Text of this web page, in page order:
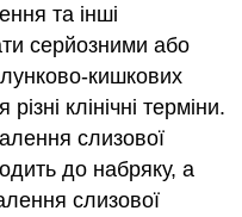
та інші
серйозними або
кишкових
клінічні терміни.
слизової
до набряку, а
слизової